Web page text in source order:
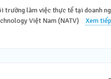
trường làm việc thực tế tại doanh
Việt Nam (NATV)
Xem tiếp